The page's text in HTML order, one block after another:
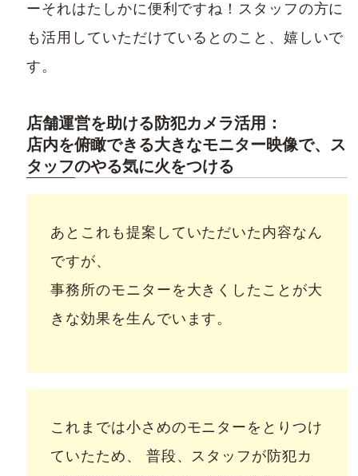
ーそれはたしかに便利ですね！スタッフの方に
も活用していただけているとのこと、嬉しいで
す。
店舗運営を助ける防犯カメラ活用：
店内を俯瞰できる大きなモニター映像で、ス
タッフのやる気に火をつける
あとこれも提案していただいた内容なん
ですが、
事務所のモニターを大きくしたことが大
きな効果を生んでいます。
これまでは小さめのモニターをとりつけ
ていたため、 普段、スタッフが防犯カ